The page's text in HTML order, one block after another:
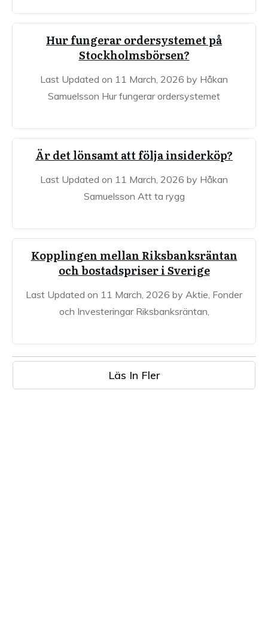
Hur fungerar ordersystemet på
Stockholmsbörsen?
Last Updated on 11 March, 2026 by Håkan
Samuelsson Hur fungerar ordersystemet
Är det lönsamt att följa insiderköp?
Last Updated on 11 March, 2026 by Håkan
Samuelsson Att ta rygg
Kopplingen mellan Riksbanksräntan
och bostadspriser i Sverige
Last Updated on 11 March, 2026 by Aktie, Fonder
och Investeringar Riksbanksräntan,
Läs In Fler